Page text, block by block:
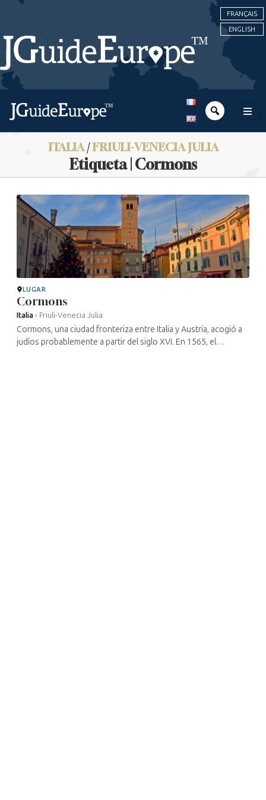
FRANÇAIS
ENGLISH
ITALIA/FRIULI-VENECIA JULIA
Etiqueta | Cormons
LUGAR
Cormons
Italia › Friuli-Venecia Julia
Cormons, una ciudad fronteriza entre Italia y Austria, acogió a
judíos probablemente a partir del siglo XVI. En 1565, el